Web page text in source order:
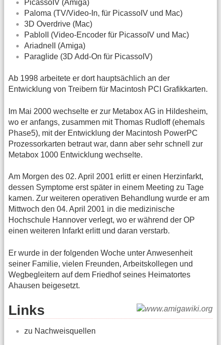
PicassoIV (Amiga)
Paloma (TV/Video-In, für PicassoIV und Mac)
3D Overdrive (Mac)
PabloII (Video-Encoder für PicassoIV und Mac)
AriadneII (Amiga)
Paraglide (3D Add-On für PicassoIV)
Ab 1998 arbeitete er dort hauptsächlich an der
Entwicklung von Treibern für Macintosh PCI Grafikkarten.
Im Mai 2000 wechselte er zur Metabox AG in Hildesheim,
wo er anfangs, zusammen mit Thomas Rudloff (ehemals
Phase5), mit der Entwicklung der Macintosh PowerPC
Prozessorkarten betraut war, dann aber sehr schnell zur
Metabox 1000 Entwicklung wechselte.
Am Morgen des 02. April 2001 erlitt er einen Herzinfarkt,
dessen Symptome erst später in einem Meeting zu Tage
kamen. Zur weiteren operativen Behandlung wurde er am
Mittwoch den 04. April 2001 in die medizinische
Hochschule Hannover verlegt, wo er während der OP
einen weiteren Infarkt erlitt und daran verstarb.
Er wurde in der folgenden Woche unter Anwesenheit
seiner Familie, vielen Freunden, Arbeitskollegen und
Wegbegleitern auf dem Friedhof seines Heimatortes
Ahausen beigesetzt.
Links
zu Nachweisquellen